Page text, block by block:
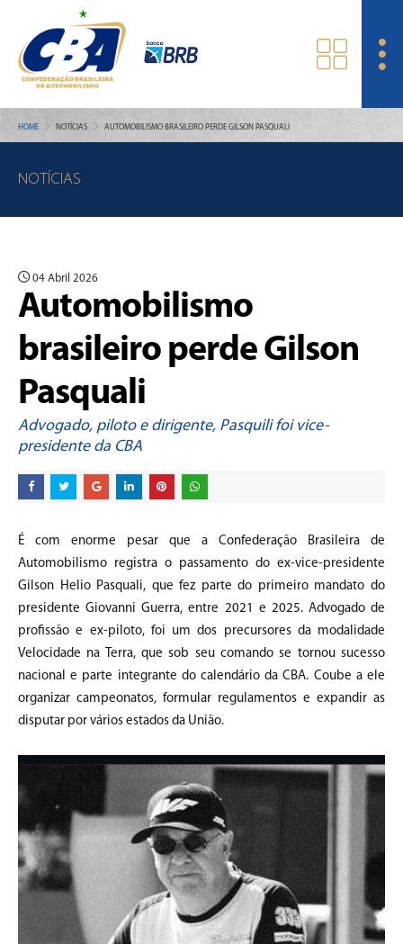
HOME NOTÍCIAS AUTOMOBILISMO BRASILEIRO PERDE GILSON PASQUALI
NOTÍCIAS
04 Abril 2026
Automobilismo
brasileiro perde Gilson
Pasquali
Advogado, piloto e dirigente, Pasquili foi vice-
presidente da CBA
É com enorme pesar que a Confederação Brasileira de
Automobilismo registra o passamento do ex-vice-presidente
Gilson Helio Pasquali, que fez parte do primeiro mandato do
presidente Giovanni Guerra, entre 2021 e 2025. Advogado de
profissão e ex-piloto, foi um dos precursores da modalidade
Velocidade na Terra, que sob seu comando se tornou sucesso
nacional e parte integrante do calendário da CBA. Coube a ele
organizar campeonatos, formular regulamentos e expandir as
disputar por vários estados da União.